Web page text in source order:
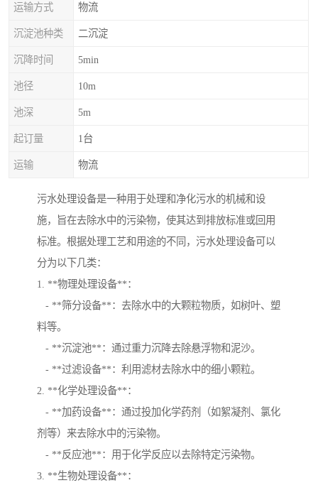
运输方式 物流
沉淀池种类 二沉淀
沉降时间 5min
池径 10m
池深 5m
起订量 1台
运输 物流
污水处理设备是一种用于处理和净化污水的机械和设
施，旨在去除水中的污染物，使其达到排放标准或回用
标准。根据处理工艺和用途的不同，污水处理设备可以
分为以下几类：
1. **物理处理设备**：
- **筛分设备**：去除水中的大颗粒物质，如树叶、塑
料等。
- **沉淀池**：通过重力沉降去除悬浮物和泥沙。
- **过滤设备**：利用滤材去除水中的细小颗粒。
2. **化学处理设备**：
- **加药设备**：通过投加化学药剂（如絮凝剂、氯化
剂等）来去除水中的污染物。
- **反应池**：用于化学反应以去除特定污染物。
3. **生物处理设备**：